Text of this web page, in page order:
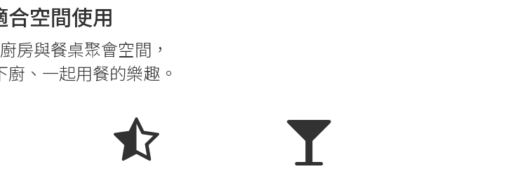
合空間使用
房與餐桌聚會空間，
廚、一起用餐的樂趣。